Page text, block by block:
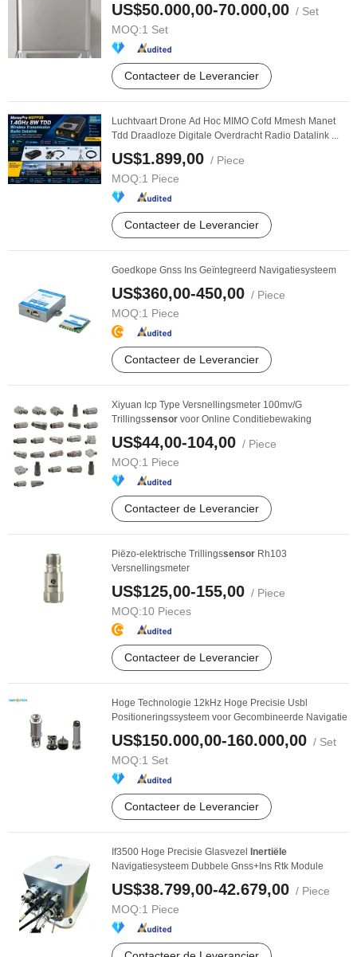
US$50.000,00-70.000,00 / Set
MOQ:1 Set
Contacteer de Leverancier
Luchtvaart Drone Ad Hoc MIMO Cofd Mmesh Manet
Tdd Draadloze Digitale Overdracht Radio Datalink ...
US$1.899,00 / Piece
MOQ:1 Piece
Contacteer de Leverancier
Goedkope Gnss Ins Geïntegreerd Navigatiesysteem
US$360,00-450,00 / Piece
MOQ:1 Piece
Contacteer de Leverancier
Xiyuan Icp Type Versnellingsmeter 100mv/G
Trillingssensor voor Online Conditiebewaking
US$44,00-104,00 / Piece
MOQ:1 Piece
Contacteer de Leverancier
Piëzo-elektrische Trillingssensor Rh103
Versnellingsmeter
US$125,00-155,00 / Piece
MOQ:10 Pieces
Contacteer de Leverancier
Hoge Technologie 12kHz Hoge Precisie Usbl
Positioneringssysteem voor Gecombineerde Navigatie
US$150.000,00-160.000,00 / Set
MOQ:1 Set
Contacteer de Leverancier
If3500 Hoge Precisie Glasvezel
Inertiële
Navigatiesysteem Dubbele Gnss+Ins Rtk Module
US$38.799,00-42.679,00 / Piece
MOQ:1 Piece